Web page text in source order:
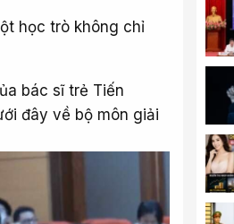
học trò không chỉ
bác sĩ trẻ Tiến
đây về bộ môn giải